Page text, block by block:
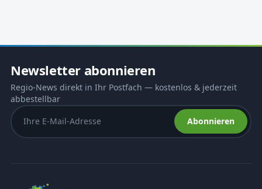
Newsletter abonnieren
Regio-News direkt in Ihr Postfach — kostenlos & jederzeit
abbestellbar
Abonnieren